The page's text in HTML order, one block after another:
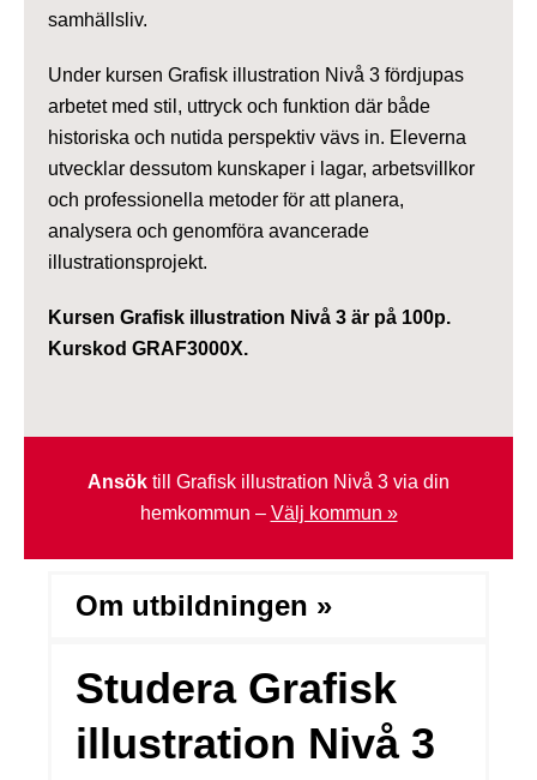
samhällsliv.
Under kursen Grafisk illustration Nivå 3 fördjupas
arbetet med stil, uttryck och funktion där både
historiska och nutida perspektiv vävs in. Eleverna
utvecklar dessutom kunskaper i lagar, arbetsvillkor
och professionella metoder för att planera,
analysera och genomföra avancerade
illustrationsprojekt.
Kursen Grafisk illustration Nivå 3 är på 100p.
Kurskod GRAF3000X.
Ansök till Grafisk illustration Nivå 3 via din
hemkommun – Välj kommun »
Om utbildningen »
Studera Grafisk
illustration Nivå 3